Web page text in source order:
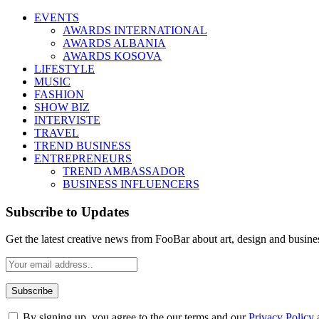
EVENTS
AWARDS INTERNATIONAL
AWARDS ALBANIA
AWARDS KOSOVA
LIFESTYLE
MUSIC
FASHION
SHOW BIZ
INTERVISTE
TRAVEL
TREND BUSINESS
ENTREPRENEURS
TREND AMBASSADOR
BUSINESS INFLUENCERS
Subscribe to Updates
Get the latest creative news from FooBar about art, design and